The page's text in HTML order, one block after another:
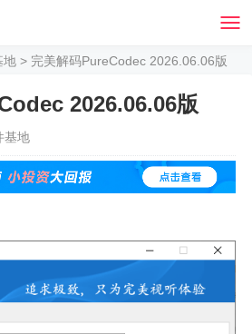
地 > 完美解码PureCodec 2026.06.06版
2026.06.06版
基地